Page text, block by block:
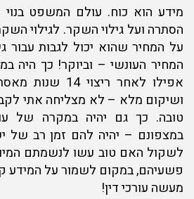
מידע הוא כוח. עולם המשפט
הסתרה ועל גילוי השקר. לגילוי
על המחיר שהוא יכול לגבות עבור
המחיר העונשי – וביוקר! כך היה
אפילו לאחר
ושיקום מלא – לא מצליחה אתי
טובה. כך גם יהיה במקרה של
במצפונם – יהיה להם זמן רב של
לשקול האם טוב עשו לנשמתם
פשעיהם, במקום לשמור על המידע
מעשה עורכי דין!